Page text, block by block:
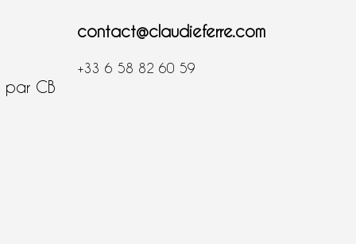
par CB
contact@claudieferre.com
+33 6 58 82 60 59